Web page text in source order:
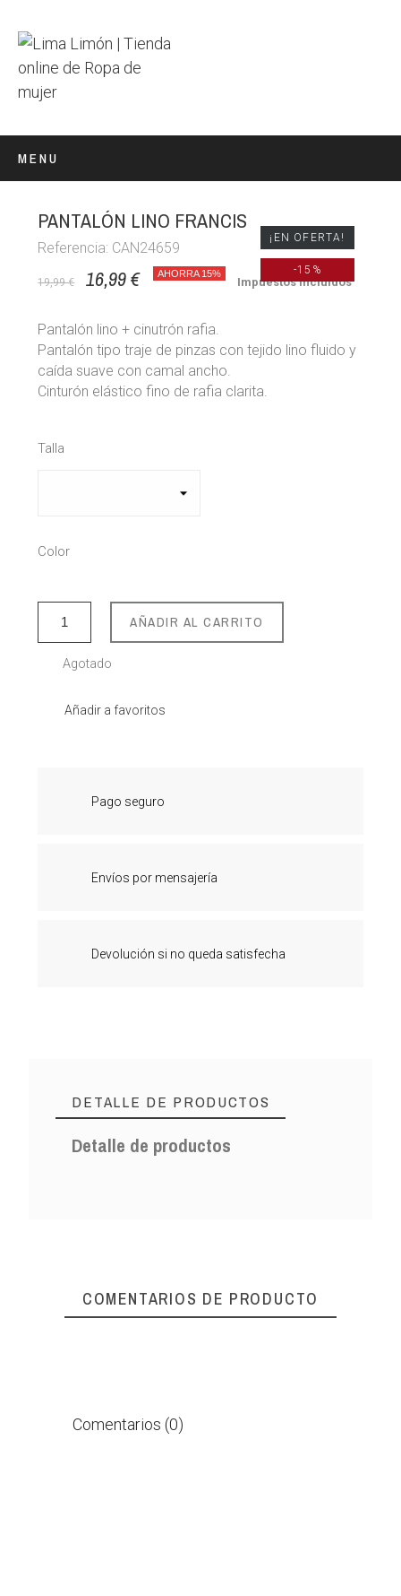
MENU
¡EN OFERTA!
-15%
PANTALÓN LINO FRANCIS
Referencia: CAN24659
19,99 € 16,99 € AHORRA 15%
Impuestos incluidos
Pantalón lino + cinutrón rafia.
Pantalón tipo traje de pinzas con tejido lino fluido y
caída suave con camal ancho.
Cinturón elástico fino de rafia clarita.
Talla
Color
AÑADIR AL CARRITO
Agotado
Añadir a favoritos
Pago seguro
Envíos por mensajería
Devolución si no queda satisfecha
DETALLE DE PRODUCTOS
Detalle de productos
COMENTARIOS DE PRODUCTO
Comentarios (0)